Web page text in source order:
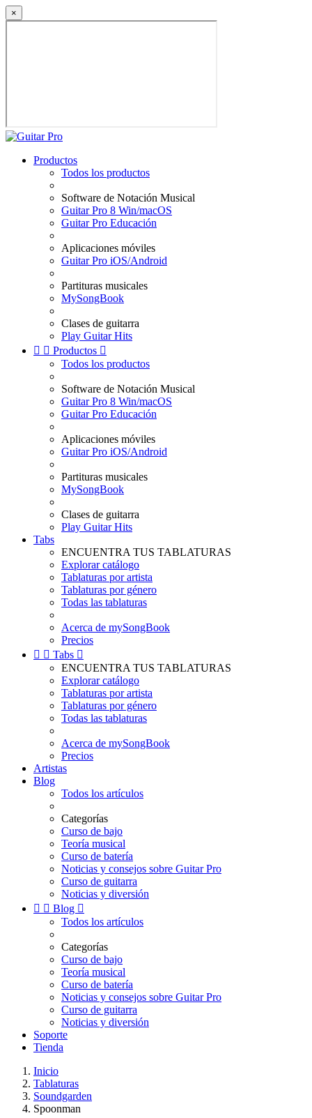
×
Productos
Todos los productos
Software de Notación Musical
Guitar Pro 8 Win/macOS
Guitar Pro Educación
Aplicaciones móviles
Guitar Pro iOS/Android
Partituras musicales
MySongBook
Clases de guitarra
Play Guitar Hits
  Productos 
Todos los productos
Software de Notación Musical
Guitar Pro 8 Win/macOS
Guitar Pro Educación
Aplicaciones móviles
Guitar Pro iOS/Android
Partituras musicales
MySongBook
Clases de guitarra
Play Guitar Hits
Tabs
ENCUENTRA TUS TABLATURAS
Explorar catálogo
Tablaturas por artista
Tablaturas por género
Todas las tablaturas
Acerca de mySongBook
Precios
  Tabs 
ENCUENTRA TUS TABLATURAS
Explorar catálogo
Tablaturas por artista
Tablaturas por género
Todas las tablaturas
Acerca de mySongBook
Precios
Artistas
Blog
Todos los artículos
Categorías
Curso de bajo
Teoría musical
Curso de batería
Noticias y consejos sobre Guitar Pro
Curso de guitarra
Noticias y diversión
  Blog 
Todos los artículos
Categorías
Curso de bajo
Teoría musical
Curso de batería
Noticias y consejos sobre Guitar Pro
Curso de guitarra
Noticias y diversión
Soporte
Tienda
Inicio
Tablaturas
Soundgarden
Spoonman